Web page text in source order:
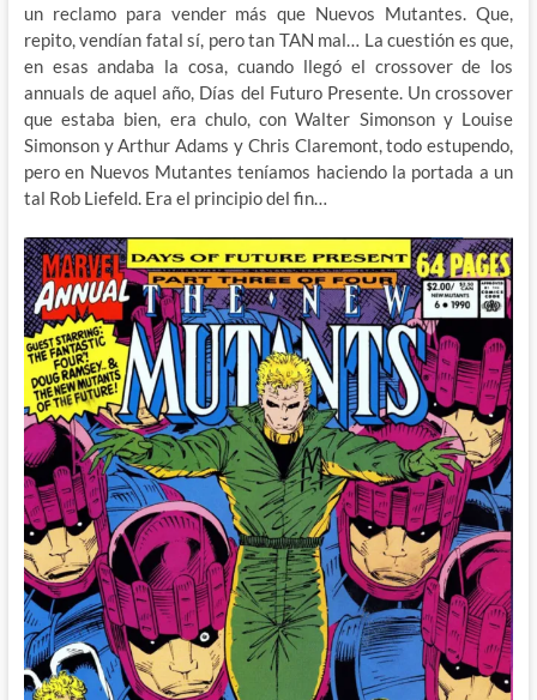
un reclamo para vender más que Nuevos Mutantes. Que,
repito, vendían fatal sí, pero tan TAN mal… La cuestión es que,
en esas andaba la cosa, cuando llegó el crossover de los
annuals de aquel año, Días del Futuro Presente. Un crossover
que estaba bien, era chulo, con Walter Simonson y Louise
Simonson y Arthur Adams y Chris Claremont, todo estupendo,
pero en Nuevos Mutantes teníamos haciendo la portada a un
tal Rob Liefeld. Era el principio del fin…